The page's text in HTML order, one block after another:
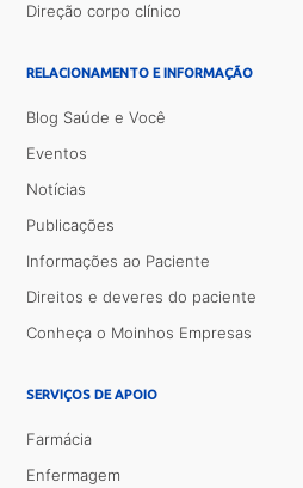
Direção corpo clínico
RELACIONAMENTO E INFORMAÇÃO
Blog Saúde e Você
Eventos
Notícias
Publicações
Informações ao Paciente
Direitos e deveres do paciente
Conheça o Moinhos Empresas
SERVIÇOS DE APOIO
Farmácia
Enfermagem